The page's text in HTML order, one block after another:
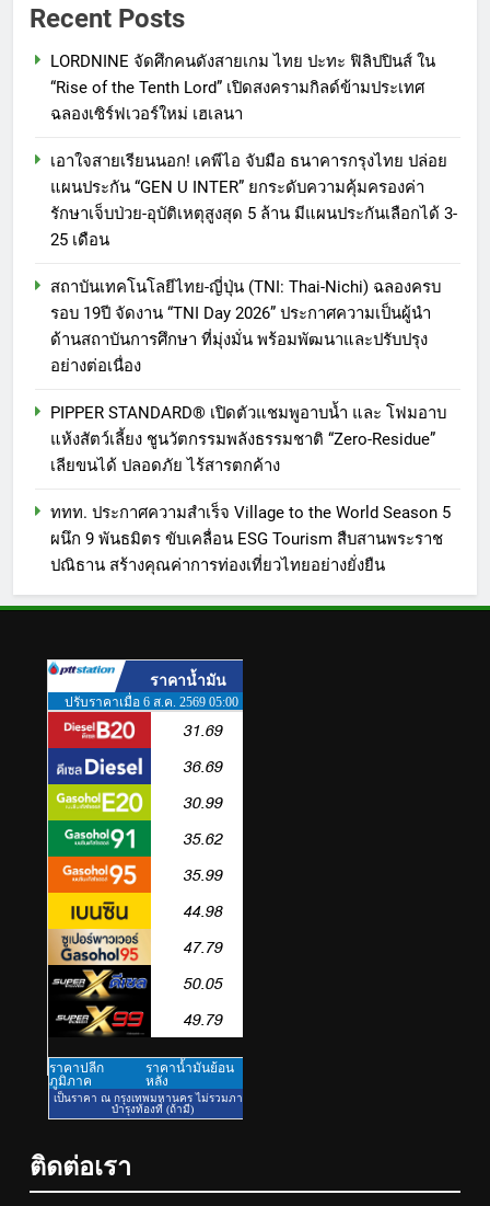
Recent Posts
LORDNINE จัดศึกคนดังสายเกม ไทย ปะทะ ฟิลิปปินส์ ใน
“Rise of the Tenth Lord” เปิดสงครามกิลด์ข้ามประเทศ
ฉลองเซิร์ฟเวอร์ใหม่ เฮเลนา
เอาใจสายเรียนนอก! เคพีไอ จับมือ ธนาคารกรุงไทย ปล่อย
แผนประกัน “GEN U INTER” ยกระดับความคุ้มครองค่า
รักษาเจ็บป่วย-อุบัติเหตุสูงสุด 5 ล้าน มีแผนประกันเลือกได้ 3-
25 เดือน
สถาบันเทคโนโลยีไทย-ญี่ปุ่น (TNI: Thai-Nichi) ฉลองครบ
รอบ 19ปี จัดงาน “TNI Day 2026” ประกาศความเป็นผู้นำ
ด้านสถาบันการศึกษา ที่มุ่งมั่น พร้อมพัฒนาและปรับปรุง
อย่างต่อเนื่อง
PIPPER STANDARD® เปิดตัวแชมพูอาบน้ำ และ โฟมอาบ
แห้งสัตว์เลี้ยง ชูนวัตกรรมพลังธรรมชาติ “Zero-Residue”
เลียขนได้ ปลอดภัย ไร้สารตกค้าง
ททท. ประกาศความสำเร็จ Village to the World Season 5
ผนึก 9 พันธมิตร ขับเคลื่อน ESG Tourism สืบสานพระราช
ปณิธาน สร้างคุณค่าการท่องเที่ยวไทยอย่างยั่งยืน
ติดต่อเรา
เหิงลี่ แมนูแฟคเจอริ่ง เทคโนโลยี
ผลิตสู่เอเชียตะวันออกเฉียงใต้
เสริมแกร่งยุทธศาสตร์ระดับโลก
7
TECNO ประกาศทรานส์ฟอร์มจาก
เท็ม เสิร์ฟใหญ่ปักหมุดแลนมาร์ค
ใหม่กลางสถานี MRT วาง POVA 8
Series จุดเริ่มต้นครั้งสำคัญ
PR
8
พิเศษทองผาภูมิ ให้กระทรวง
ศึกษาธิการ ส่งต่อโอกาสทางการ
เวลา 434 วัน เปลี่ยนพื้นที่ว่างเปล่า
ให้กลายเป็นโรงเรียนแห่งความหวัง
PR
LORDNINE จัดศึกคนดังสายเกม
ไทย ปะทะ ฟิลิปปินส์ ใน “Rise of
the Tenth Lord” เปิดสงครามกิลด์
ข้ามประเทศ ฉลองเซิร์ฟเวอร์ใหม่
TECH
ธนาคารกรุงไทย ปล่อยแผนประกัน
“GEN U INTER” ยกระดับความ
คุ้มครองค่ารักษาเจ็บป่วย-อุบัติเหตุ
สูงสุด 5 ล้าน มีแผนประกันเลือกได้
3-25 เดือน
PR
3
สถาบันเทคโนโลยีไทย-ญี่ปุ่น (TNI:
ความเป็นผู้นำด้านสถาบันการ
ศึกษา ที่มุ่งมั่น พร้อมพัฒนาและ
ปรับปรุงอย่างต่อเนื่อง
PIPPER STANDARD® เปิดตัว
ธรรมชาติ “Zero-Residue” เลียขน
ได้ ปลอดภัย ไร้สารตกค้าง
5
ททท. ประกาศความสำเร็จ Village
to the World Season 5 ผนึก 9